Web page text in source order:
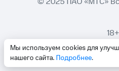
Мы используем cookies для
нашего сайта. Подробнее.
© 2025 ПАО «МТС»
18+